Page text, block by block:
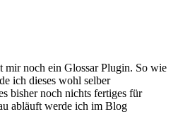
mir noch ein Glossar Plugin. So wie
ich dieses wohl selber
bisher noch nichts fertiges für
abläuft werde ich im Blog